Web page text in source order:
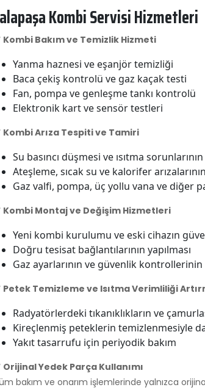
Kombi Servisi Hizmetleri
Kombi Bakım ve Temizlik Hizmeti
Yanma haznesi ve eşanjör temizliği
Baca çekiş kontrolü ve gaz kaçak testi
Fan, pompa ve genleşme tankı kontrolü
Elektronik kart ve sensör testleri
Kombi Arıza Tespiti ve Tamiri
Su basıncı düşmesi ve ısıtma
Ateşleme, sıcak su ve kalorifer
Gaz valfi, pompa, üç yollu vana ve diğer
Kombi Montaj ve Değişim Hizmetleri
Yeni kombi kurulumu ve eski cihazın
Doğru tesisat bağlantılarının yapılması
Gaz ayarlarının ve güvenlik kontrollerinin
Petek Temizleme ve Isıtma Verimliliği
Radyatörlerdeki tıkanıklıkların ve
Kireçlenmiş peteklerin temizlenmesiyle
Yakıt tasarrufu için periyodik bakım
Orijinal Yedek Parça Kullanımı
bakım ve onarım işlemlerinde yalnızca